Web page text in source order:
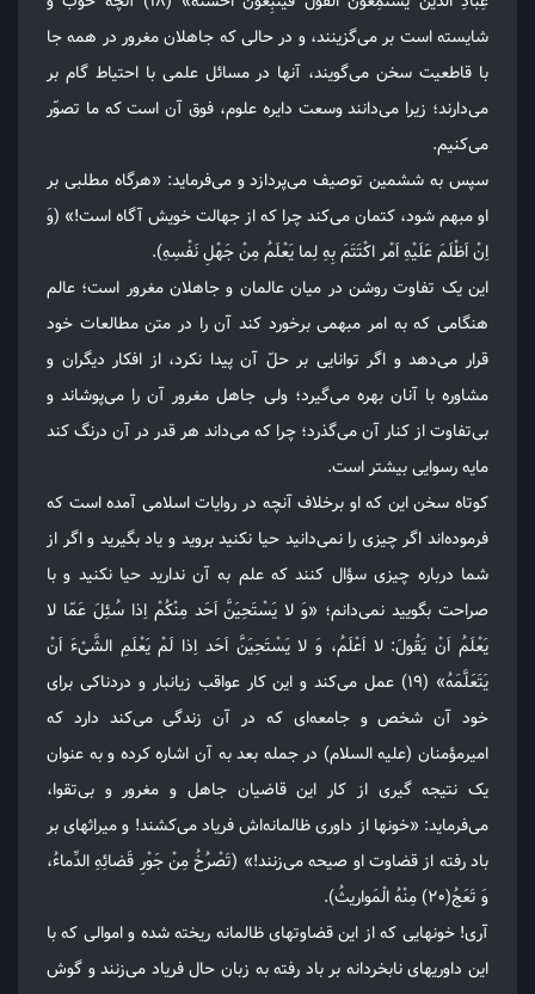
شایسته است بر می‌گزینند، و در حالی که جاهلان مغرور در همه جا
با قاطعیت سخن می‌گویند، آنها در مسائل علمی با احتیاط گام بر
می‌دارند؛ زیرا می‌دانند وسعت دایره علوم، فوق آن است که ما تصوّر
می‌کنیم.
سپس به ششمین توصیف می‌پردازد و می‌فرماید: «هرگاه مطلبی بر
او مبهم شود، کتمان می‌کند چرا که از جهالت خویش آگاه است!» (وَ
اِنْ اَظْلَمَ عَلَیْهِ اَمْر اکْتَتَمَ بِهِ لِما یَعْلَمُ مِنْ جَهْلِ نَفْسِهِ).
این یک تفاوت روشن در میان عالمان و جاهلان مغرور است؛ عالم
هنگامی که به امر مبهمی برخورد کند آن را در متن مطالعات خود
قرار می‌دهد و اگر توانایی بر حلّ آن پیدا نکرد، از افکار دیگران و
مشاوره با آنان بهره می‌گیرد؛ ولی جاهل مغرور آن را می‌پوشاند و
بی‌تفاوت از کنار آن می‌گذرد؛ چرا که می‌داند هر قدر در آن درنگ کند
مایه رسوایی بیشتر است.
کوتاه سخن این که او برخلاف آنچه در روایات اسلامی آمده است که
فرموده‌اند اگر چیزی را نمی‌دانید حیا نکنید بروید و یاد بگیرید و اگر از
شما درباره چیزی سؤال کنند که علم به آن ندارید حیا نکنید و با
صراحت بگویید نمی‌دانم؛ «وَ لا یَسْتَحِیَنَّ اَحَد مِنْکُمْ اِذا سُئِلَ عَمّا لا
یَعْلَمُ اَنْ یَقُولَ: لا اَعْلَمُ، وَ لا یَسْتَحِیَنَّ اَحَد اِذا لَمْ یَعْلَمِ الشَّیْءَ اَنْ
یَتَعَلَّمَهُ» (۱۹) عمل می‌کند و این کار عواقب زیانبار و دردناکی برای
خود آن شخص و جامعه‌ای که در آن زندگی می‌کند دارد که
امیرمؤمنان (علیه السلام) در جمله بعد به آن اشاره کرده و به عنوان
یک نتیجه گیری از کار این قاضیان جاهل و مغرور و بی‌تقوا،
می‌فرماید: «خونها از داوری ظالمانه‌اش فریاد می‌کشند! و میراثهای بر
باد رفته از قضاوت او صیحه می‌زنند!» (تَصْرُخُ مِنْ جَوْرِ قَضائِهِ الدِّماءُ،
وَ تَعَجُ(۲۰) مِنْهُ الْمَواریثُ).
آری! خونهایی که از این قضاوتهای ظالمانه ریخته شده و اموالی که با
این داوریهای نابخردانه بر باد رفته به زبان حال فریاد می‌زنند و گوش